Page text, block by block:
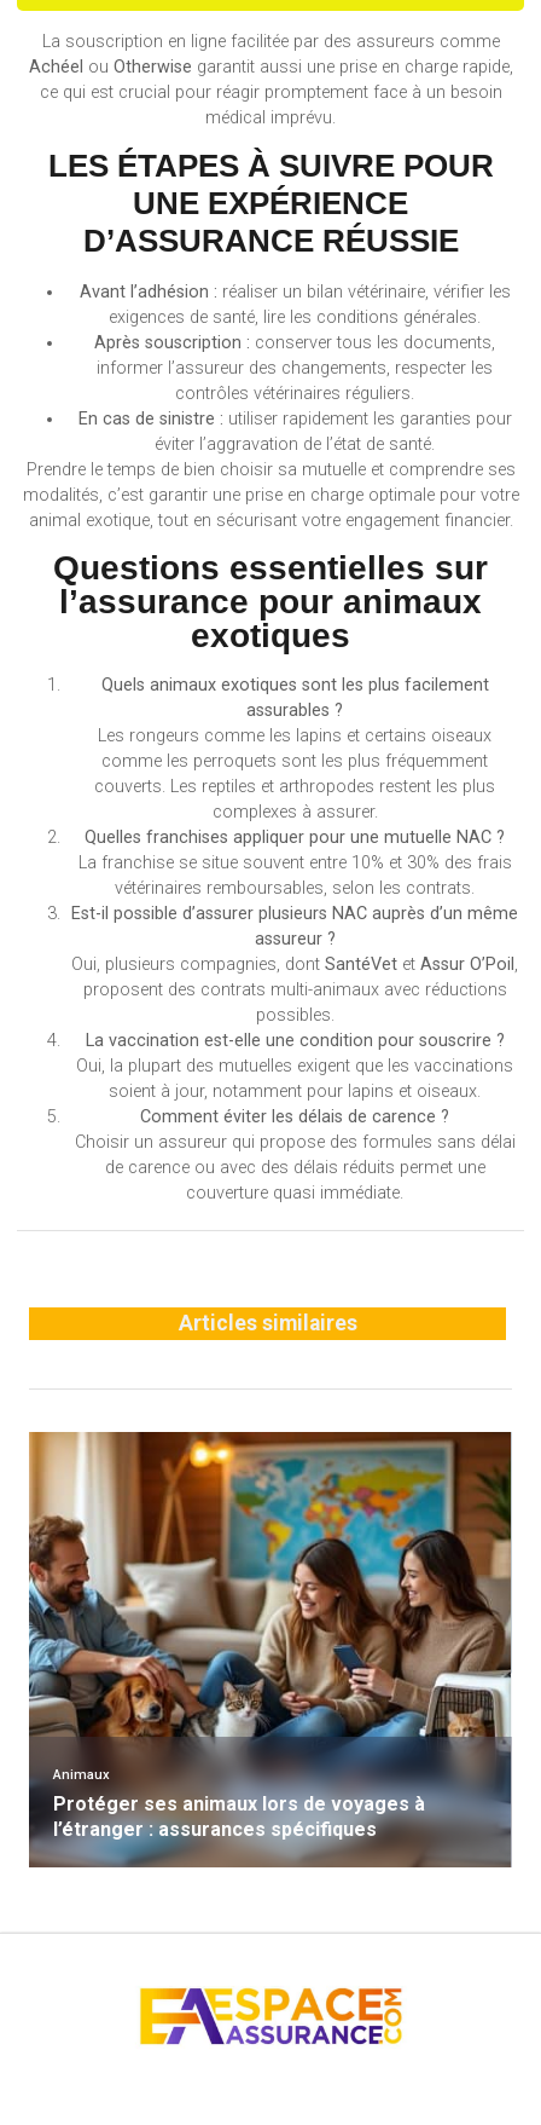
La souscription en ligne facilitée par des assureurs comme
Achéel ou Otherwise garantit aussi une prise en charge rapide,
ce qui est crucial pour réagir promptement face à un besoin
médical imprévu.
LES ÉTAPES À SUIVRE POUR
UNE EXPÉRIENCE
D’ASSURANCE RÉUSSIE
Avant l’adhésion : réaliser un bilan vétérinaire, vérifier les
exigences de santé, lire les conditions générales.
Après souscription : conserver tous les documents,
informer l’assureur des changements, respecter les
contrôles vétérinaires réguliers.
En cas de sinistre : utiliser rapidement les garanties pour
éviter l’aggravation de l’état de santé.
Prendre le temps de bien choisir sa mutuelle et comprendre ses
modalités, c’est garantir une prise en charge optimale pour votre
animal exotique, tout en sécurisant votre engagement financier.
Questions essentielles sur
l’assurance pour animaux
exotiques
Quels animaux exotiques sont les plus facilement
assurables ?
Les rongeurs comme les lapins et certains oiseaux
comme les perroquets sont les plus fréquemment
couverts. Les reptiles et arthropodes restent les plus
complexes à assurer.
Quelles franchises appliquer pour une mutuelle NAC ?
La franchise se situe souvent entre 10% et 30% des frais
vétérinaires remboursables, selon les contrats.
Est-il possible d’assurer plusieurs NAC auprès d’un même
assureur ?
Oui, plusieurs compagnies, dont SantéVet et Assur O’Poil ,
proposent des contrats multi-animaux avec réductions
possibles.
La vaccination est-elle une condition pour souscrire ?
Oui, la plupart des mutuelles exigent que les vaccinations
soient à jour, notamment pour lapins et oiseaux.
Comment éviter les délais de carence ?
Choisir un assureur qui propose des formules sans délai
de carence ou avec des délais réduits permet une
couverture quasi immédiate.
Articles similaires
Animaux
Protéger ses animaux lors de voyages à
l’étranger : assurances spécifiques